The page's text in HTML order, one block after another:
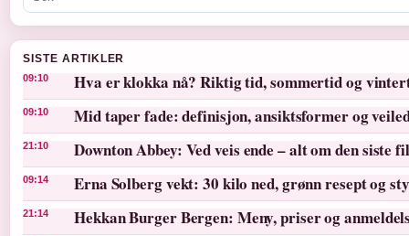
SISTE ARTIKLER
09:10 Hva er klokka nå? Riktig tid, sommertid og
09:10 Mid taper fade: definisjon, ansiktsformer og
21:10 Downton Abbey: Ved veis ende – alt om den siste
09:14 Erna Solberg vekt: 30 kilo ned, grønn resept og
21:14 Hekkan Burger Bergen: Meny, priser og